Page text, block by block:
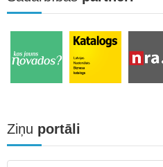
Ziņu portāli